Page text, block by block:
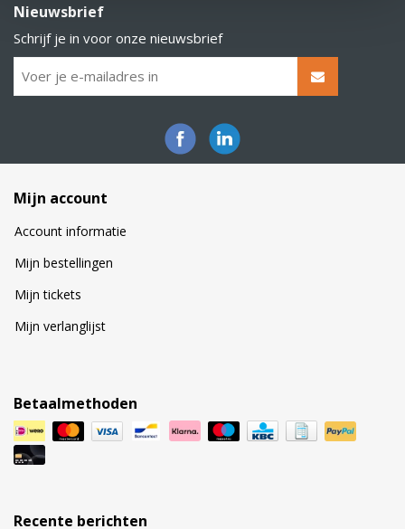
Nieuwsbrief
Schrijf je in voor onze nieuwsbrief
Mijn account
Account informatie
Mijn bestellingen
Mijn tickets
Mijn verlanglijst
Betaalmethoden
Recente berichten